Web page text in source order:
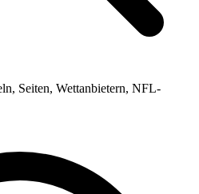
Seiten, Wettanbietern, NFL-